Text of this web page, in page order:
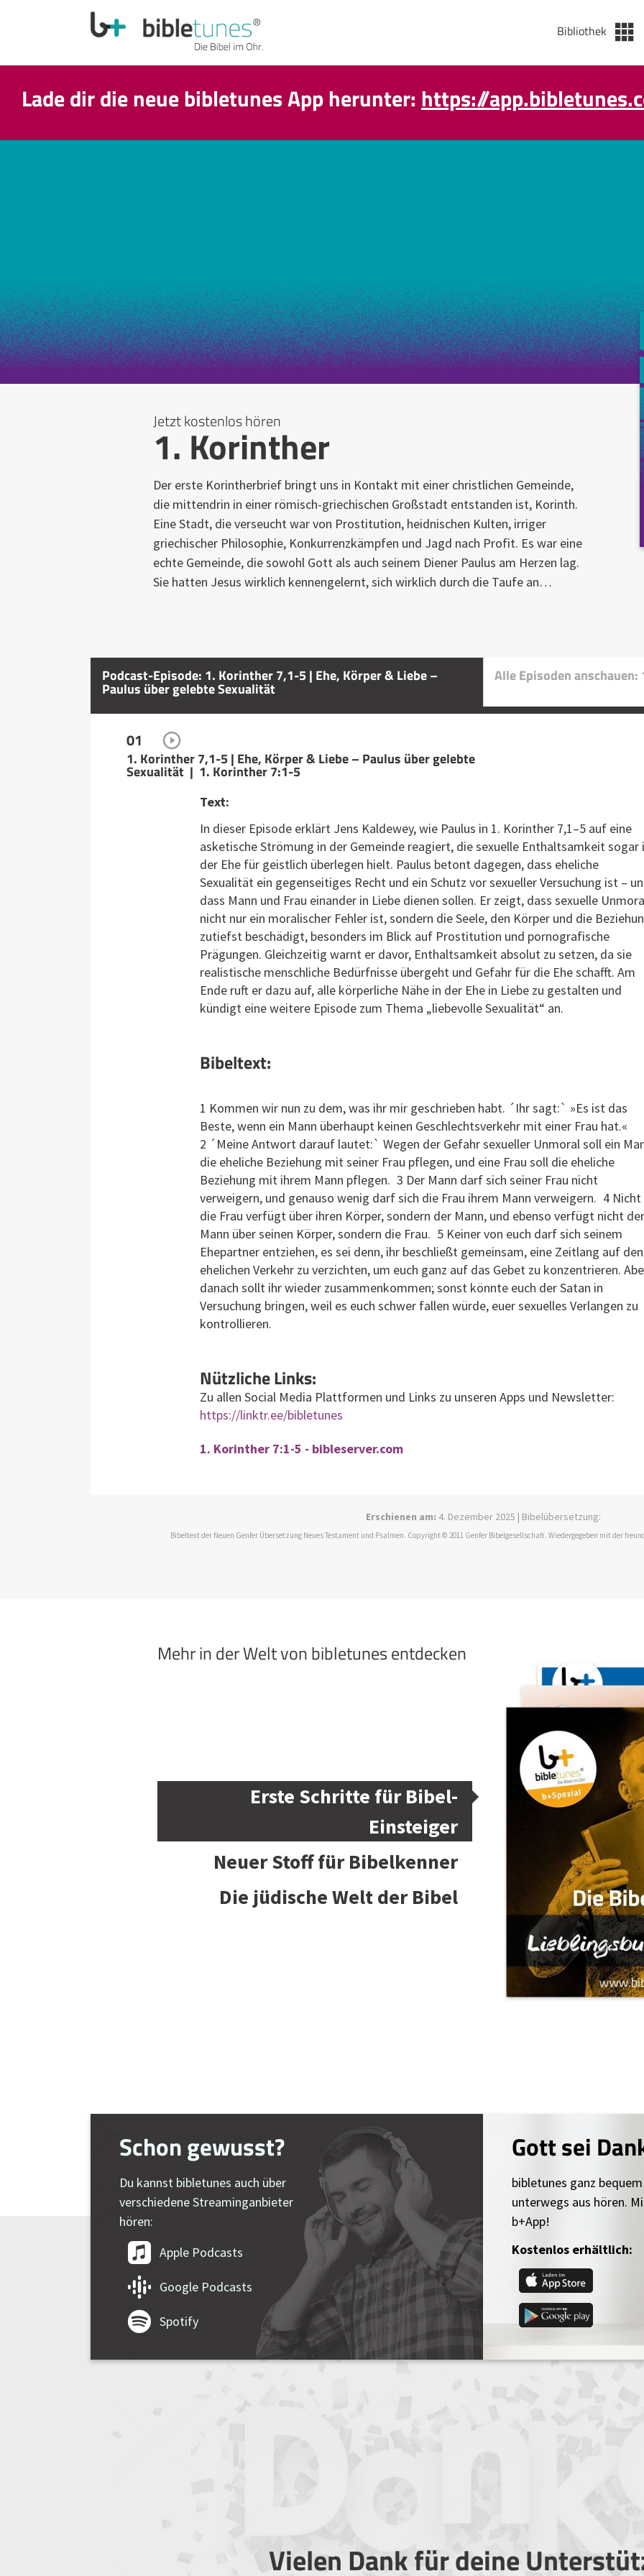
Bibliothek
Lade dir die neue bibletunes App herunter: https://
Jetzt kostenlos hören
1. Korinther
Der erste Korintherbrief bringt uns in Kontakt mit einer christlichen Gemeinde,
die mittendrin in einer römisch-griechischen Großstadt entstanden ist, Korinth.
Eine Stadt, die verseucht war von Prostitution, heidnischen Kulten, irriger
griechischer Philosophie, Konkurrenzkämpfen und Jagd nach Profit. Es war eine
echte Gemeinde, die sowohl Gott als auch seinem Diener Paulus am Herzen lag.
Sie hatten Jesus wirklich kennengelernt, sich wirklich durch die Taufe an…
Podcast-Episode: 1. Korinther 7,1-5 | Ehe, Körper & Liebe –
Paulus über gelebte Sexualität
Alle Episoden
01
1. Korinther 7,1-5 | Ehe, Körper & Liebe – Paulus über gelebte
Sexualität | 1. Korinther 7:1-5
Text:
In dieser Episode erklärt Jens Kaldewey, wie Paulus in 1. Korinther 7,1–5 auf eine
asketische Strömung in der Gemeinde reagiert, die sexuelle Enthaltsamkeit sogar
der Ehe für geistlich überlegen hielt. Paulus betont dagegen, dass eheliche
Sexualität ein gegenseitiges Recht und ein Schutz vor sexueller Versuchung ist –
dass Mann und Frau einander in Liebe dienen sollen. Er zeigt, dass sexuelle
nicht nur ein moralischer Fehler ist, sondern die Seele, den Körper und die
zutiefst beschädigt, besonders im Blick auf Prostitution und pornografische
Prägungen. Gleichzeitig warnt er davor, Enthaltsamkeit absolut zu setzen, da sie
realistische menschliche Bedürfnisse übergeht und Gefahr für die Ehe schafft. Am
Ende ruft er dazu auf, alle körperliche Nähe in der Ehe in Liebe zu gestalten und
kündigt eine weitere Episode zum Thema „liebevolle Sexualität“ an.
Bibeltext:
1 Kommen wir nun zu dem, was ihr mir geschrieben habt. ´Ihr sagt:` »Es ist das
Beste, wenn ein Mann überhaupt keinen Geschlechtsverkehr mit einer Frau hat.«
2 ´Meine Antwort darauf lautet:` Wegen der Gefahr sexueller Unmoral soll ein
die eheliche Beziehung mit seiner Frau pflegen, und eine Frau soll die eheliche
Beziehung mit ihrem Mann pflegen. 3 Der Mann darf sich seiner Frau nicht
verweigern, und genauso wenig darf sich die Frau ihrem Mann verweigern. 4 Nicht
die Frau verfügt über ihren Körper, sondern der Mann, und ebenso verfügt nicht der
Mann über seinen Körper, sondern die Frau. 5 Keiner von euch darf sich seinem
Ehepartner entziehen, es sei denn, ihr beschließt gemeinsam, eine Zeitlang auf den
ehelichen Verkehr zu verzichten, um euch ganz auf das Gebet zu konzentrieren.
danach sollt ihr wieder zusammenkommen; sonst könnte euch der Satan in
Versuchung bringen, weil es euch schwer fallen würde, euer sexuelles Verlangen zu
kontrollieren.
Nützliche Links:
Zu allen Social Media Plattformen und Links zu unseren Apps und Newsletter:
https://linktr.ee/bibletunes
1. Korinther 7:1-5 - bibleserver.com
Erschienen am: 4. Dezember 2025 | Bibelübersetzung:
Bibeltext der Neuen Genfer Übersetzung Neues Testament und Psalmen. Copyright © 2011 Genfer Bibelgesellschaft. Wiedergegeben mit der
Mehr in der Welt von bibletunes entdecken
Erste Schritte für Bibel-
Einsteiger
Neuer Stoff für Bibelkenner
Die jüdische Welt der Bibel
Schon gewusst?
Du kannst bibletunes auch über
verschiedene Streaminganbieter
hören:
Apple Podcasts
Google Podcasts
Spotify
Gott sei
bibletunes ganz
unterwegs aus hören.
b+App!
Kostenlos erhältlich:
Vielen Dank für deine